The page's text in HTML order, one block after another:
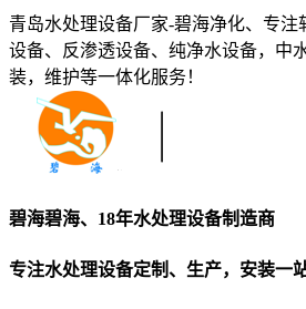
青岛水处理设备厂家-碧海净化、专注
设备、反渗透设备、纯净水设备，中
装，维护等一体化服务！
碧海碧海、18年水处理设备制造商
专注水处理设备定制、生产，安装一